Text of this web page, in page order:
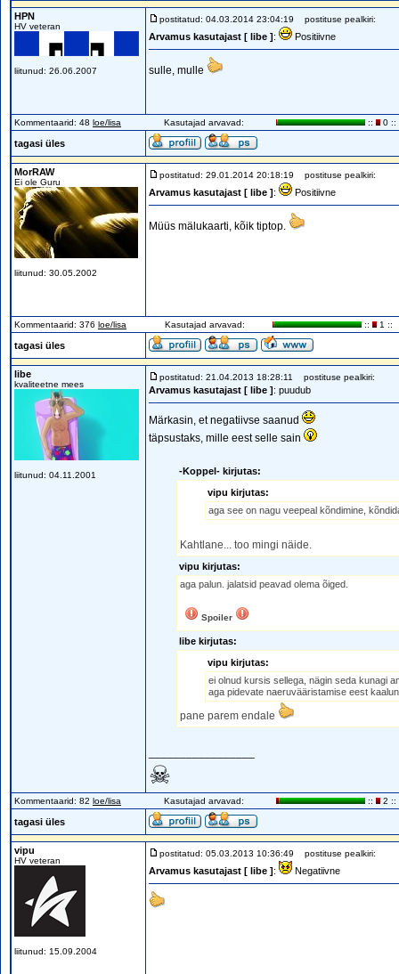
HPN
HV veteran
liitunud: 26.06.2007
postitatud: 04.03.2014 23:04:19 postituse pealkiri:
Arvamus kasutajast [ libe ]: Positiivne
sulle, mulle
Kommentaarid: 48 loe/lisa Kasutajad arvavad: :: 0 ::
tagasi üles
MorRAW
Ei ole Guru
liitunud: 30.05.2002
postitatud: 29.01.2014 20:18:19 postituse pealkiri:
Arvamus kasutajast [ libe ]: Positiivne
Müüs mälukaarti, kõik tiptop.
Kommentaarid: 376 loe/lisa Kasutajad arvavad: :: 1 ::
tagasi üles
libe
kvaliteetne mees
liitunud: 04.11.2001
postitatud: 21.04.2013 18:28:11 postituse pealkiri:
Arvamus kasutajast [ libe ]: puudub
Märkasin, et negatiivse saanud
täpsustaks, mille eest selle sain
-Koppel- kirjutas:
vipu kirjutas:
aga see on nagu veepeal kõndimine,
Kahtlane... too mingi näide.
vipu kirjutas:
aga palun. jalatsid peavad olema õiged.
Spoiler
libe kirjutas:
vipu kirjutas:
ei olnud kursis sellega, nägin seda kunagi
aga pidevate naeruvääristamise eest
pane parem endale
☠
Kommentaarid: 82 loe/lisa Kasutajad arvavad: :: 2 ::
tagasi üles
vipu
HV veteran
liitunud: 15.09.2004
postitatud: 05.03.2013 10:36:49 postituse pealkiri:
Arvamus kasutajast [ libe ]: Negatiivne